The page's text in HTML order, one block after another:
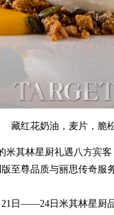
藏红花奶油，麦片，脆
其林星厨礼遇八方宾客
至尊品质与丽思传奇服
21日——24日米其林星厨